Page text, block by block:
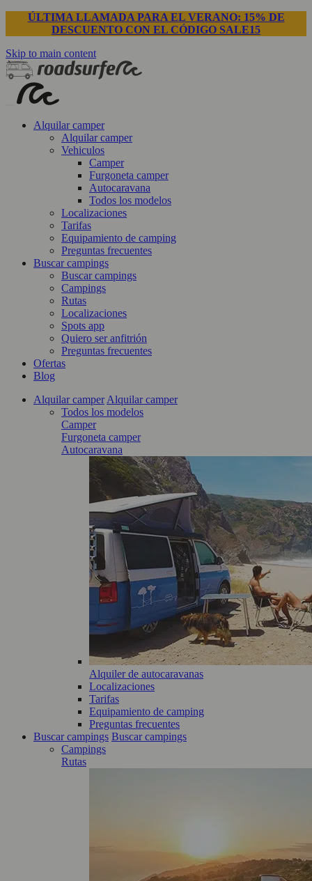
ÚLTIMA LLAMADA PARA EL VERANO: 15% DE
DESCUENTO CON EL CÓDIGO SALE15
Skip to main content
Alquilar camper
Alquilar camper
Vehiculos
Camper
Furgoneta camper
Autocaravana
Todos los modelos
Localizaciones
Tarifas
Equipamiento de camping
Preguntas frecuentes
Buscar campings
Buscar campings
Campings
Rutas
Localizaciones
Spots app
Quiero ser anfitrión
Preguntas frecuentes
Ofertas
Blog
Alquilar camper Alquilar camper
Todos los modelos
Camper
Furgoneta camper
Autocaravana
Alquiler de autocaravanas
Localizaciones
Tarifas
Equipamiento de camping
Preguntas frecuentes
Buscar campings Buscar campings
Campings
Rutas